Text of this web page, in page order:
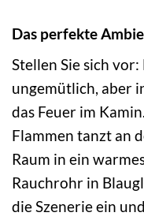
Das perfekte
Stellen Sie sich
ungemütlich, aber
das Feuer im
Flammen tanzt an
Raum in ein
Rauchrohr in
die Szenerie ein